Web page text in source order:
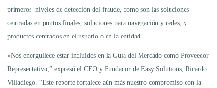
primeros niveles de detección del fraude, como son las soluciones
centradas en puntos finales, soluciones para navegación y redes, y
productos centrados en el usuario o en la entidad.
«Nos enorgullece estar incluidos en la Guía del Mercado como Proveedor
Representativo,” expresó el CEO y Fundador de Easy Solutions, Ricardo
Villadiego. “Este reporte fortalece aún más nuestro compromiso con la